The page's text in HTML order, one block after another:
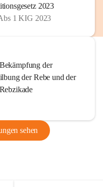
2023
1 KIG 2023
der
der Rebe und der
sehen